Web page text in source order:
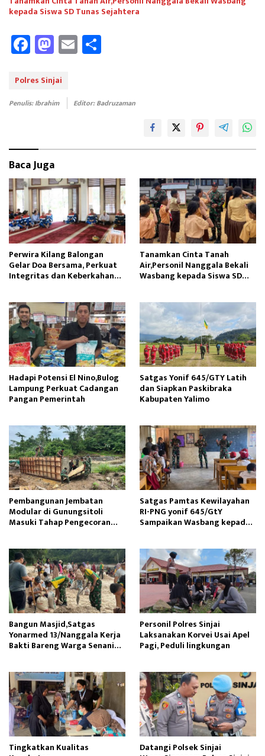
kepada Siswa SD Tunas Sejahtera
Fa
ce
b
oo
M
as
to
d
E
m
Polres Sinjai
Penulis: Ibrahim Editor: Badruzaman
Baca Juga
Perwira Kilang Balongan
Gelar Doa Bersama, Perkuat
Integritas dan Keberkahan
Tanamkan Cinta Tanah
Air,Personil Nanggala Bekali
Wasbang kepada Siswa SD
Hadapi Potensi El Nino,Bulog
Lampung Perkuat Cadangan
Pangan Pemerintah
Satgas Yonif 645/GTY Latih
dan Siapkan Paskibraka
Kabupaten Yalimo
Pembangunan Jembatan
Modular di Gunungsitoli
Masuki Tahap Pengecoran
Satgas Pamtas Kewilayahan
RI-PNG yonif 645/GtY
Sampaikan Wasbang kepada
Bangun Masjid,Satgas
Yonarmed 13/Nanggala Kerja
Bakti Bareng Warga Senaning
Personil Polres Sinjai
Laksanakan Korvei Usai Apel
Pagi, Peduli lingkungan
Tingkatkan Kualitas Datangi Polsek Sinjai